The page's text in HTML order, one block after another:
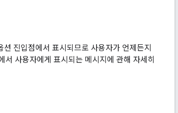
진입점에서 표시되므로 사용자가 언제든지
사용자에게 표시되는 메시지에 관해 자세히